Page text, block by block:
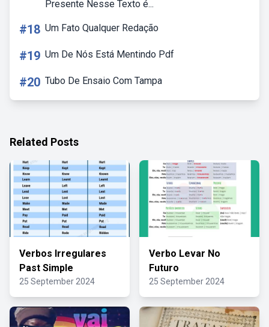
Presente Nesse Texto é...
#18 Um Fato Qualquer Redação
#19 Um De Nós Está Mentindo Pdf
#20 Tubo De Ensaio Com Tampa
Related Posts
Verbos Irregulares
Past Simple
25 September 2024
Verbo Levar No
Futuro
25 September 2024